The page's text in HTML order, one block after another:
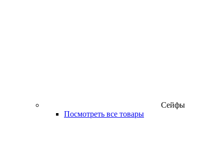
Сейфы
Посмотреть все товары